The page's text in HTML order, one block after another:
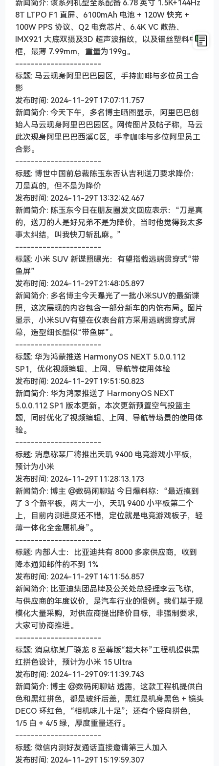
新闻简介: 该系列机型全系配备 6.78 英寸 1.5K+144Hz
8T LTPO F1 直屏、6100mAh 电池 + 120W 快充 +
100W PPS 协议、Q2 电竞芯片、6.4K VC 散热、
IMX921 大底双摄及3D 超声波指纹，以及铟丝塑料中
框，最薄 7.99mm，重量为199g。
----------------------
标题: 马云现身阿里巴巴园区，手持咖啡与多位员工合
影
发布时间: 2024-11-29T17:07:11.757
新闻简介: 今天下午，多名博主晒图显示，阿里巴巴创
始人马云现身阿里巴巴园区。网传图片及帖子称，马云
此次现身阿里巴巴西溪C区，手拿咖啡与多位阿里员工
合影。
----------------------
标题: 博世中国前总裁陈玉东否认吉利送刀要求降价：
刀是真的，但不是为降价
发布时间: 2024-11-29T13:32:42.467
新闻简介: 陈玉东今日在朋友圈发文回应表示：“刀是真
的，送刀的人是好兄弟不是为降价，当时他觉得我太多
事太纠结，叫我快刀斩乱麻。”
----------------------
标题: 小米 SUV 新谍照曝光：有望搭载远端贯穿式“带
鱼屏”
发布时间: 2024-11-29T21:48:05.897
新闻简介: 多名博主今天曝光了一批小米SUV的最新谍
照，这次展现的内容包含一部分新车的内饰布局。图片
显示，小米SUV有望在仪表台前方采用远端贯穿式屏
幕，造型细长酷似“带鱼屏”。
----------------------
标题: 华为鸿蒙推送 HarmonyOS NEXT 5.0.0.112
SP1，优化视频编辑、上网、导航等使用体验
发布时间: 2024-11-29T19:51:50.823
新闻简介: 华为鸿蒙推送了 HarmonyOS NEXT
5.0.0.112 SP1 版本更新。本次更新预置空气投篮主
题，同时优化了视频编辑、上网、导航等场景的使用体
验。
----------------------
标题: 消息称某厂将推出天玑 9400 电竞游戏小平板，
预计为小米
发布时间: 2024-11-29T11:28:13.173
新闻简介: 博主 @数码闲聊站 今日爆料称：“最近摸到
了 3 个新平板，两大一小，天玑 9400 小平板第二个
上，目前内测进度还不错，定位就是电竞游戏板子，轻
薄一体化全金属机身”。
----------------------
标题: 内部人士：比亚迪共有 8000 多家供应商，收到
降本通知邮件的不到 1%
发布时间: 2024-11-29T14:11:56.857
新闻简介: 比亚迪集团品牌及公关处总经理李云飞称，
与供应商的年度议价，是汽车行业的惯例。我们基于规
模化大量采购，对供应商提出降价目标，非强制要求，
大家可协商推进。
----------------------
标题: 消息称某厂骁龙 8 至尊版“超大杯”工程机提供黑
红拼色设计，预计为小米 15 Ultra
发布时间: 2024-11-29T09:11:39.743
新闻简介: 博主 @数码闲聊站 透露，这款工程机提供白
色和黑红拼色，都是玻纤后盖，黑红是机身黑色 + 镜头
DECO 环红色，“相机味儿十足”；还有个竖向拼色，
1/5 白 + 4/5 绿，厚度重量还行。
----------------------
标题: 微信内测好友通话直接邀请第三人加入
发布时间: 2024-11-29T15:19:59.307